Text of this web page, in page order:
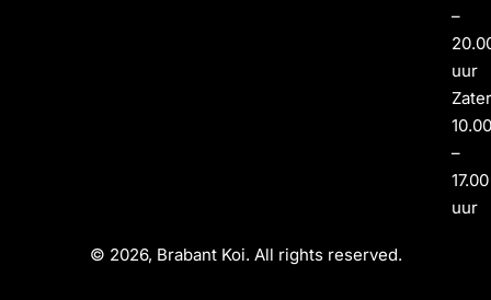
–
uur
–
17.00
uur
© 2026, Brabant Koi. All rights reserved.